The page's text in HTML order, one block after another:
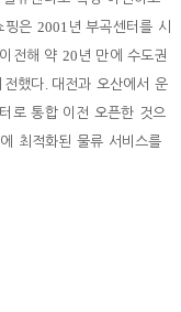
핑은 2001 년 부곡센터를 시
전해 약 20 년 만에 수도권
전했다. 대전과 오산에서 운
로 통합 이전 오픈한 것으
최적화된 물류 서비스를